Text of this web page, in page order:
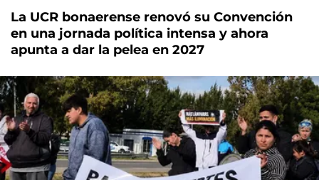
La UCR bonaerense renovó su Convención
en una jornada política intensa y ahora
apunta a dar la pelea en 2027